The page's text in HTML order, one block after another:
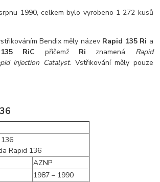
1990, celkem bylo vyrobeno 1 272 kusů
Bendix měly název Rapid 135 Ri a
RiC přičemž Ri znamená Rapid
injection Catalyst. Vstřikování měly pouze
Rapid 136
AZNP
1987 – 1990